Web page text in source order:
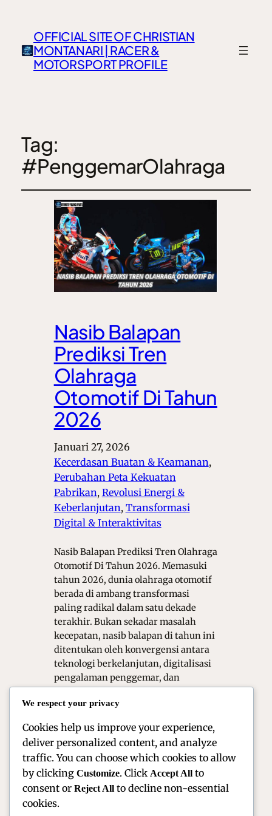
OFFICIAL SITE OF CHRISTIAN
MONTANARI | RACER &
MOTORSPORT PROFILE
Tag:
#PenggemarOlahraga
Nasib Balapan
Prediksi Tren
Olahraga
Otomotif Di Tahun
2026
Januari 27, 2026
Kecerdasan Buatan & Keamanan ,
Perubahan Peta Kekuatan
Pabrikan, Revolusi Energi &
Keberlanjutan, Transformasi
Digital & Interaktivitas
Nasib Balapan Prediksi Tren Olahraga
Otomotif Di Tahun 2026. Memasuki
tahun 2026, dunia olahraga otomotif
berada di ambang transformasi
paling radikal dalam satu dekade
terakhir. Bukan sekadar masalah
kecepatan, nasib balapan di tahun ini
ditentukan oleh konvergensi antara
teknologi berkelanjutan, digitalisasi
pengalaman penggemar, dan
drastis. Dari sirkuit Formula 1 hingga
We respect your privacy
Cookies help us improve your experience,
deliver personalized content, and analyze
traffic. You can choose which cookies to allow
by clicking Customize. Click Accept All to
consent or Reject All to decline non-essential
cookies.